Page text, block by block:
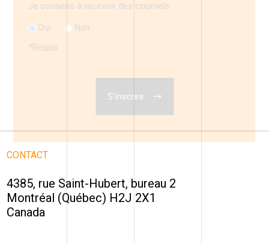
CONTACT
4385, rue Saint-Hubert, bureau 2
Montréal (Québec) H2J 2X1
Canada
Je consens à recevoir des courriels
Oui Non
* Requis